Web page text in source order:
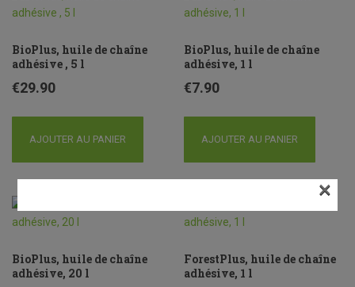
BioPlus, huile de chaîne
adhésive , 5 l
€29.90
AJOUTER AU PANIER
BioPlus, huile de chaîne
adhésive, 1 l
€7.90
AJOUTER AU PANIER
BioPlus, huile de chaîne
adhésive, 20 l
ForestPlus, huile de chaîne
adhésive, 1 l
×